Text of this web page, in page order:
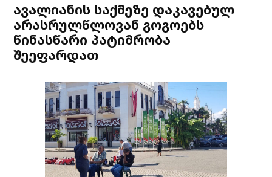
ავალიანის საქმეზე დაკავებულ
არასრულწლოვან გოგოებს
წინასწარი პატიმრობა
შეეფარდათ